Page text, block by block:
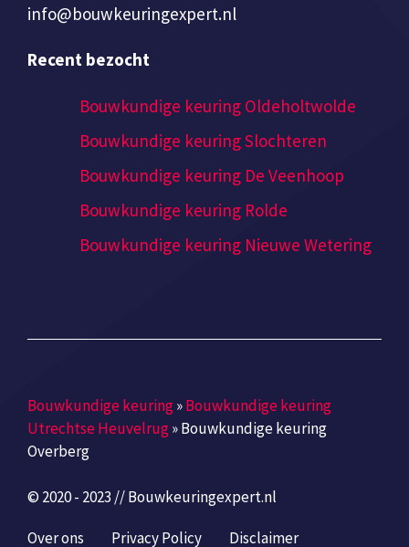
info@bouwkeuringexpert.nl
Recent bezocht
Bouwkundige keuring Oldeholtwolde
Bouwkundige keuring Slochteren
Bouwkundige keuring De Veenhoop
Bouwkundige keuring Rolde
Bouwkundige keuring Nieuwe Wetering
Bouwkundige keuring»Bouwkundige keuring
Utrechtse Heuvelrug»Bouwkundige keuring
Overberg
© 2020 - 2023 // Bouwkeuringexpert.nl
Over ons Privacy Policy Disclaimer